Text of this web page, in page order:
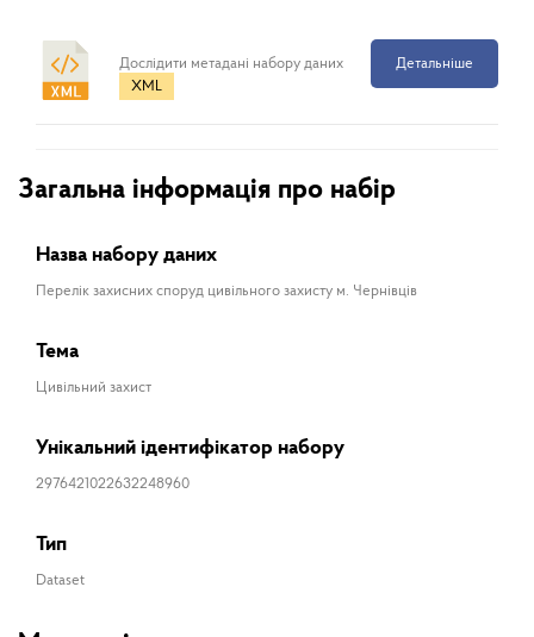
Дослідити метадані набору даних
XML
Детальніше
Загальна інформація про набір
Назва набору даних
Перелік захисних споруд цивільного захисту м. Чернівців
Тема
Цивільний захист
Унікальний ідентифікатор набору
2976421022632248960
Тип
Dataset